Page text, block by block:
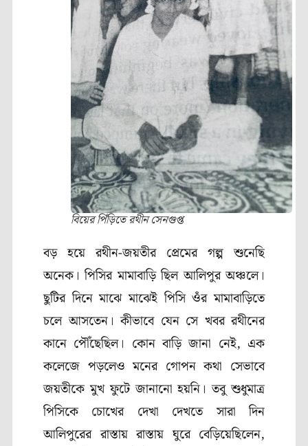
বিয়ের পিঁড়িতে রথীন সেনগুপ্ত
বড় হয়ে রথীন-জয়তীর প্রেমের গল্প শুনেছি
অনেক। পিসির মামাবাড়ি ছিল আলিপুর অঞ্চলে।
ছুটির দিনে মাঝে মাঝেই পিসি ওঁর মামাবাড়িতে
চলে আসতেন। কীভাবে যেন সে খবর রথীনের
কানে পৌঁছেছিল। কোন বাড়ি জানা নেই, এক
কলেজে পড়লেও মনের গোপন কথা সেভাবে
জয়তীকে মুখ ফুটে জানানো হয়নি। তবু শুধুমাত্র
পিসিকে চোখের দেখা দেখতে সারা দিন
আলিপুরের রাস্তায় রাস্তায় ঘুরে বেড়িয়েছিলেন,